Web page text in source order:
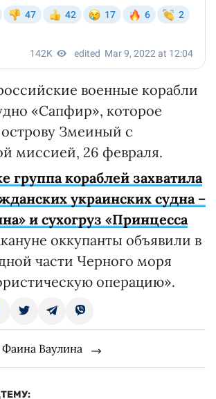
военные корабли
«Сапфир», которое
Змеиный с
миссией, 26 февраля.
группа кораблей захватила
украинских судна –
и сухогруз «Принцесса
оккупанты объявили в
части Черного моря
операцию».
Ваулина